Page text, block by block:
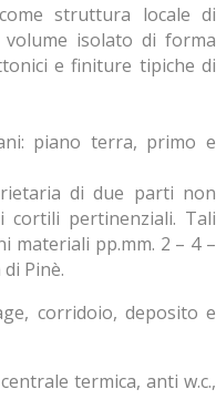
struttura locale di
isolato di forma
e finiture tipiche di
piano terra, primo e
di due parti non
pertinenziali. Tali
materiali pp.mm. 2 – 4 –
di Pinè.
corridoio, deposito e
termica, anti w.c.,